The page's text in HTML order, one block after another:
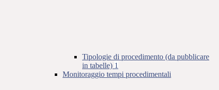
Tipologie di procedimento (da pubblicare
in tabelle) 1
Monitoraggio tempi procedimentali